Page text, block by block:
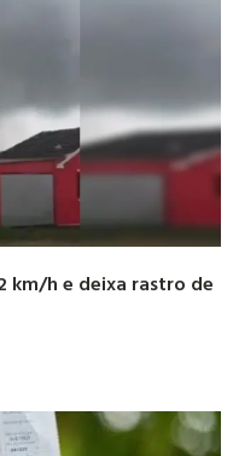
km/h e deixa rastro de